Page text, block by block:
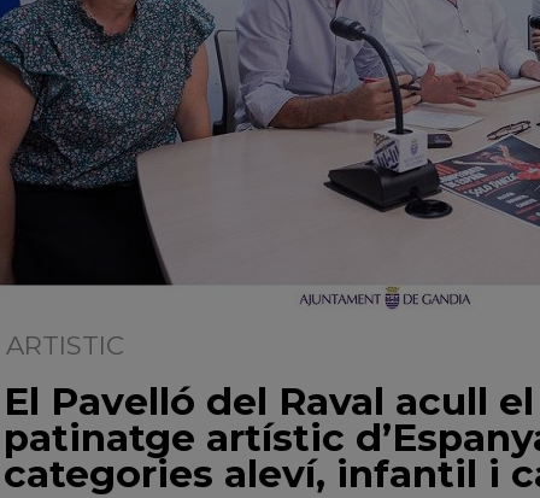
ARTISTIC
El Pavelló del Raval acull
patinatge artístic
categories aleví, infantil i